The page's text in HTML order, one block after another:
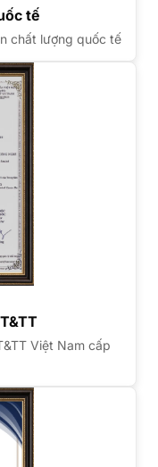
tế
chất lượng quốc tế
Việt Nam cấp